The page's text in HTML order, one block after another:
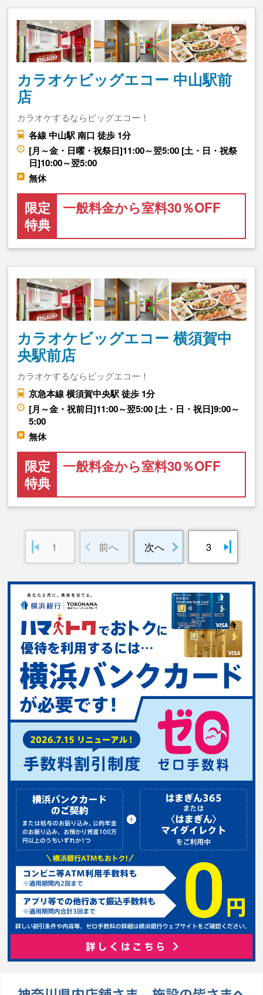
カラオケビッグエコー 中山駅前
店
カラオケするならビッグエコー！
各線 中山駅 南口 徒歩 1分
[月～金・日曜・祝祭日]11:00～翌5:00 [土・日・祝祭
日]10:00～翌5:00
無休
限定
特典
一般料金から室料30％OFF
カラオケビッグエコー 横須賀中
央駅前店
カラオケするならビッグエコー！
京急本線 横須賀中央駅 徒歩 1分
[月～金・祝前日]11:00～翌5:00 [土・日・祝日]9:00～
5:00
無休
限定
特典
一般料金から室料30％OFF
1 前へ 次へ 3